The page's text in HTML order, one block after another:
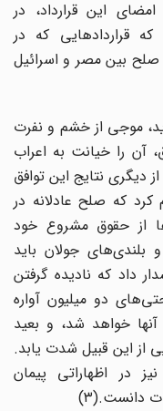
این قرارداد، در
قراردادهایی که در
بین مصر و اسرائیل
موجی از خشم و نفرت
را خیانت به اعراب
نتایج این توافق
که صلح عادلانه در
از حقوق مشروع خود
جولان باید
داد که نادیده گرفتن
دو میلیون آواره
خواهد شد، و بعید
این قبیل شدت یابد.
در اظهاراتی پیمان
دانست.(۳)